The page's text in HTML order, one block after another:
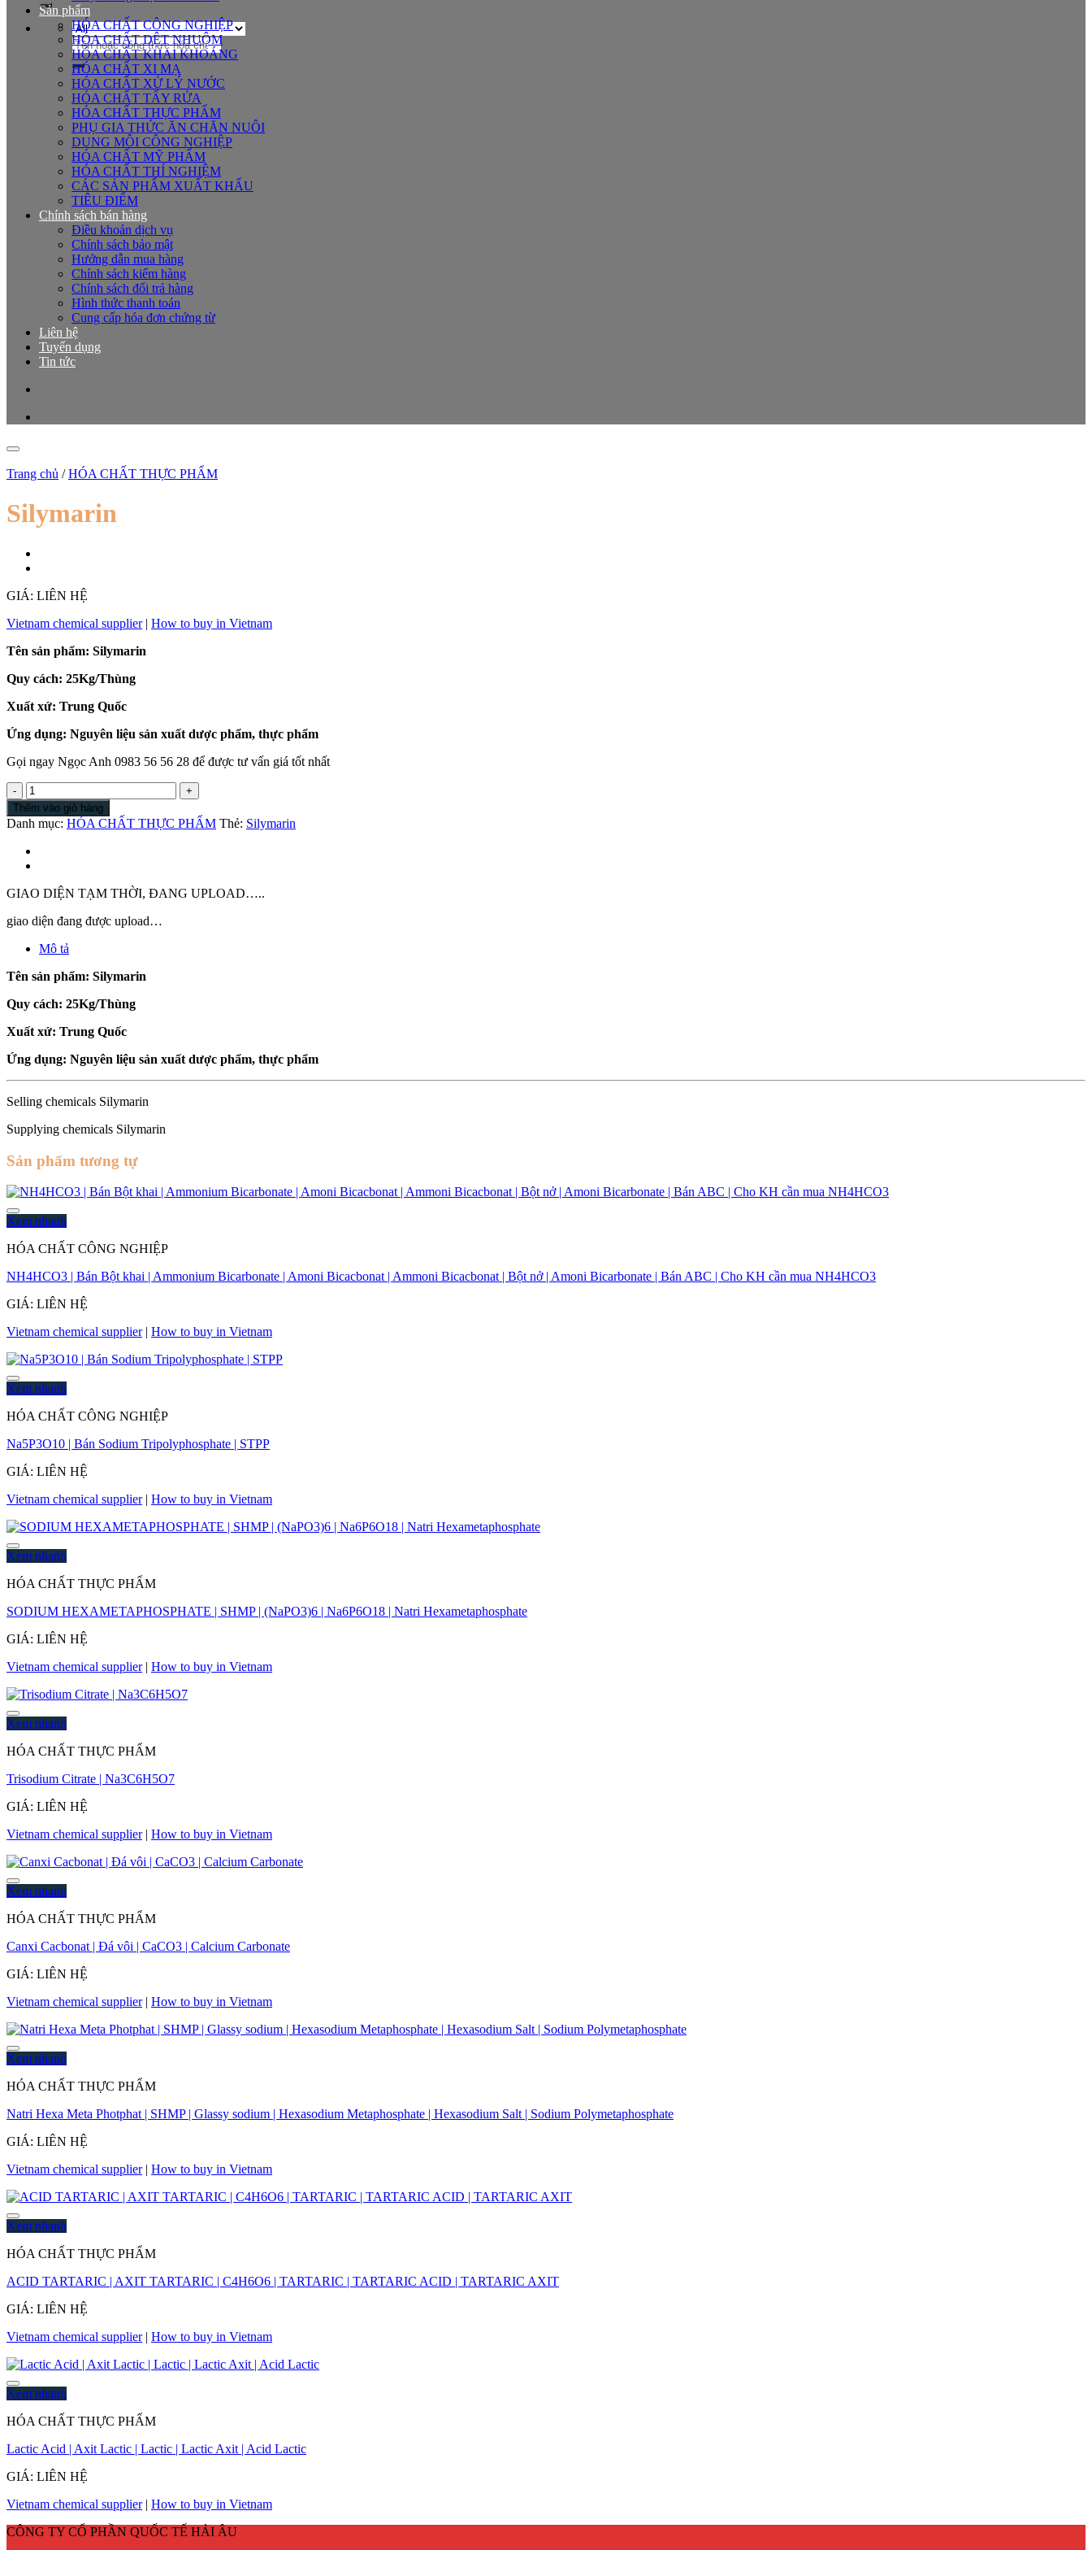
Tìm
kiếm:
Sản phẩm
HÓA CHẤT CÔNG NGHIỆP
HÓA CHẤT DỆT NHUỘM
HÓA CHẤT KHAI KHOÁNG
HÓA CHẤT XI MẠ
HÓA CHẤT XỬ LÝ NƯỚC
HÓA CHẤT TẨY RỬA
HÓA CHẤT THỰC PHẨM
PHỤ GIA THỨC ĂN CHĂN NUÔI
DUNG MÔI CÔNG NGHIỆP
HÓA CHẤT MỸ PHẨM
HÓA CHẤT THÍ NGHIỆM
CÁC SẢN PHẨM XUẤT KHẨU
TIÊU ĐIỂM
Chính sách bán hàng
Điều khoản dịch vụ
Chính sách bảo mật
Hướng dẫn mua hàng
Chính sách kiểm hàng
Chính sách đổi trả hàng
Hình thức thanh toán
Cung cấp hóa đơn chứng từ
Liên hệ
Tuyển dụng
Tin tức
Trang chủ / HÓA CHẤT THỰC PHẨM
Silymarin
GIÁ: LIÊN HỆ
Vietnam chemical supplier| How to buy in Vietnam
Tên sản phẩm: Silymarin
Quy cách: 25Kg/Thùng
Xuất xứ: Trung Quốc
Ứng dụng: Nguyên liệu sản xuất dược phẩm, thực phẩm
Gọi ngay Ngọc Anh 0983 56 56 28 để được tư vấn giá tốt nhất
Silymarin
số
lượng
Thêm vào giỏ hàng
Danh mục: HÓA CHẤT THỰC PHẨM Thẻ: Silymarin
GIAO DIỆN TẠM THỜI, ĐANG UPLOAD…..
giao diện đang được upload…
Mô tả
Tên sản phẩm: Silymarin
Quy cách: 25Kg/Thùng
Xuất xứ: Trung Quốc
Ứng dụng: Nguyên liệu sản xuất dược phẩm, thực phẩm
Selling chemicals Silymarin
Supplying chemicals Silymarin
Sản phẩm tương tự
Xem nhanh
HÓA CHẤT CÔNG NGHIỆP
NH4HCO3 | Bán Bột khai | Ammonium Bicarbonate | Amoni Bicacbonat | Ammoni Bicacbonat | Bột nở | Amoni Bicarbonate | Bán ABC | Cho KH cần mua NH4HCO3
GIÁ: LIÊN HỆ
Vietnam chemical supplier| How to buy in Vietnam
Xem nhanh
HÓA CHẤT CÔNG NGHIỆP
Na5P3O10 | Bán Sodium Tripolyphosphate | STPP
GIÁ: LIÊN HỆ
Vietnam chemical supplier| How to buy in Vietnam
Xem nhanh
HÓA CHẤT THỰC PHẨM
SODIUM HEXAMETAPHOSPHATE | SHMP | (NaPO3)6 | Na6P6O18 | Natri Hexametaphosphate
GIÁ: LIÊN HỆ
Vietnam chemical supplier| How to buy in Vietnam
Xem nhanh
HÓA CHẤT THỰC PHẨM
Trisodium Citrate | Na3C6H5O7
GIÁ: LIÊN HỆ
Vietnam chemical supplier| How to buy in Vietnam
Xem nhanh
HÓA CHẤT THỰC PHẨM
Canxi Cacbonat | Đá vôi | CaCO3 | Calcium Carbonate
GIÁ: LIÊN HỆ
Vietnam chemical supplier| How to buy in Vietnam
Xem nhanh
HÓA CHẤT THỰC PHẨM
Natri Hexa Meta Photphat | SHMP | Glassy sodium | Hexasodium Metaphosphate | Hexasodium Salt | Sodium Polymetaphosphate
GIÁ: LIÊN HỆ
Vietnam chemical supplier| How to buy in Vietnam
Xem nhanh
HÓA CHẤT THỰC PHẨM
ACID TARTARIC | AXIT TARTARIC | C4H6O6 | TARTARIC | TARTARIC ACID | TARTARIC AXIT
GIÁ: LIÊN HỆ
Vietnam chemical supplier| How to buy in Vietnam
Xem nhanh
HÓA CHẤT THỰC PHẨM
Lactic Acid | Axit Lactic | Lactic | Lactic Axit | Acid Lactic
GIÁ: LIÊN HỆ
Vietnam chemical supplier| How to buy in Vietnam
CÔNG TY CỔ PHẦN QUỐC TẾ HẢI ÂU